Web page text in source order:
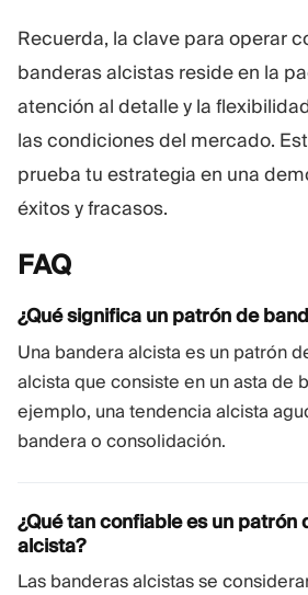
Recuerda, la clave para operar
banderas alcistas reside en la
atención al detalle y la
las condiciones del mercado.
prueba tu estrategia en una
éxitos y fracasos.
FAQ
¿Qué significa un patrón de
Una bandera alcista es un patrón
alcista que consiste en un asta de
ejemplo, una tendencia alcista
bandera o consolidación.
¿Qué tan confiable es un patrón
alcista?
Las banderas alcistas se